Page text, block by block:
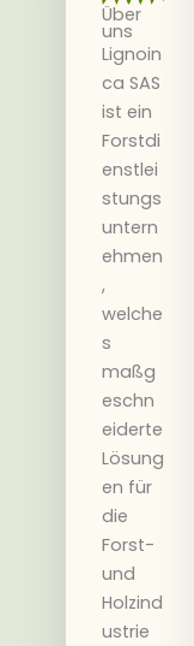
Über
uns
Lignoin
ca SAS
ist ein
Forstdi
enstlei
stungs
untern
ehmen
,
welche
s
maßg
eschn
eiderte
Lösung
en für
die
Forst-
und
Holzind
ustrie